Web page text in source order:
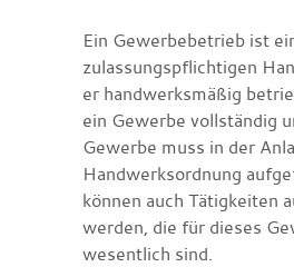
Ein Gewerbebetrieb ist
zulassungspflichtigen
er handwerksmäßig
ein Gewerbe vollständig
Gewerbe muss in der
Handwerksordnung
können auch Tätigkeiten
werden, die für dieses
wesentlich sind.